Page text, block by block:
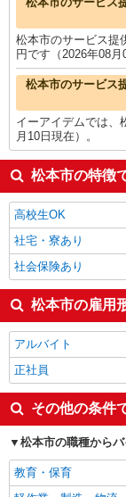
松本市のサービス提
円です（2026年08月
松本市のサービス
イーアイデムでは、
月10日現在）。
松本市の特徴
高校生OK
社宅・寮あり
社会保険あり
松本市の雇用
アルバイト
正社員
その他の条件
松本市の職種から
教育・保育